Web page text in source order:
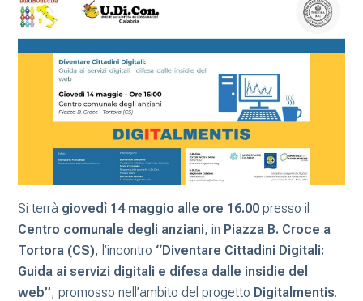
Si terrà giovedì 14 maggio alle ore 16.00 presso il
Centro comunale degli anziani, in Piazza B. Croce a
Tortora (CS), l’incontro “Diventare Cittadini Digitali:
Guida ai servizi digitali e difesa dalle insidie del
web”, promosso nell’ambito del progetto Digitalmentis.